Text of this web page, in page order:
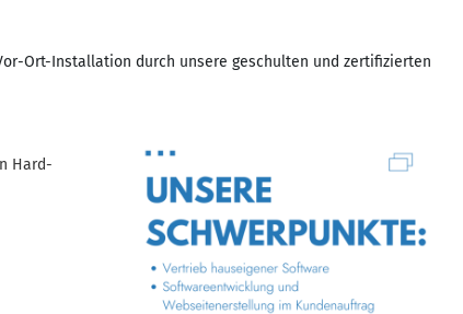
Ort-Installation durch unsere geschulten und zertifizierten
Hard-